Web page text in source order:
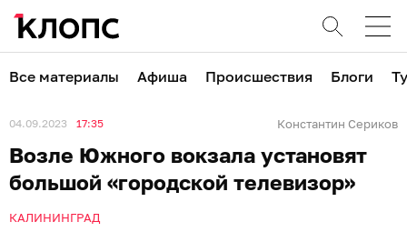
Все материалы Афиша Происшествия Блоги
04.09.2023 17:35 Константин Сериков
Возле Южного вокзала установят
большой «городской телевизор»
КАЛИНИНГРАД